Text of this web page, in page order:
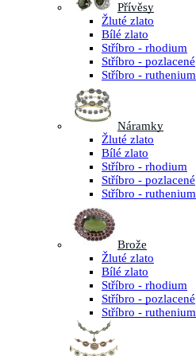
Přívěsy
Žluté zlato
Bílé zlato
Stříbro - rhodium
Stříbro - pozlacené
Stříbro - ruthenium
Náramky
Žluté zlato
Bílé zlato
Stříbro - rhodium
Stříbro - pozlacené
Stříbro - ruthenium
Brože
Žluté zlato
Bílé zlato
Stříbro - rhodium
Stříbro - pozlacené
Stříbro - ruthenium